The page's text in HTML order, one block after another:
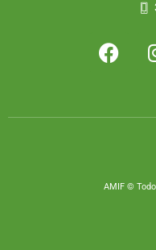
AMIF ©